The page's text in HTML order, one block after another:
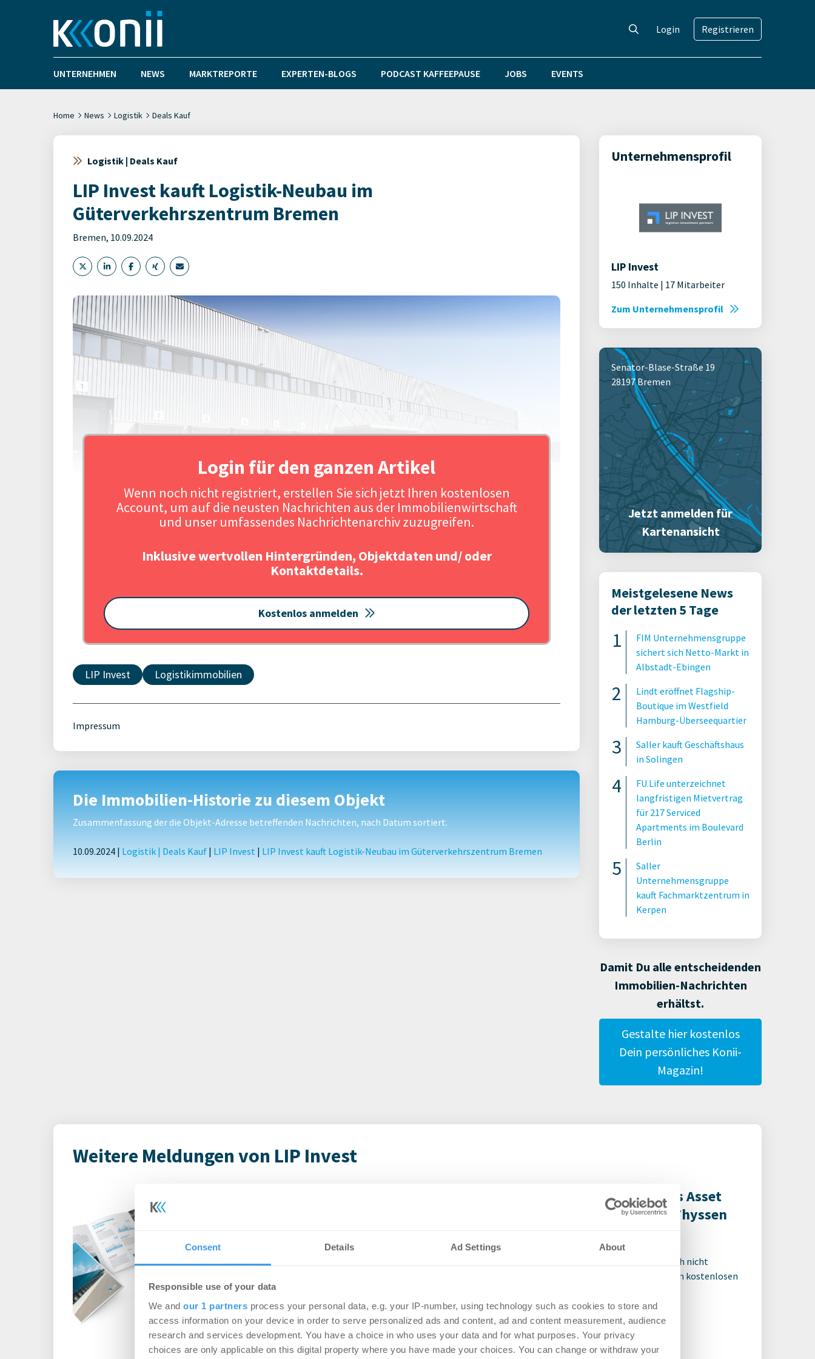
Consent Details Ad Settings About
Responsible use of your data
We and our 1 partners process your personal data, e.g. your IP-number, using technology such as cookies to store and
access information on your device in order to serve personalized ads and content, ad and content measurement, audience
research and services development. You have a choice in who uses your data and for what purposes. Your privacy
choices are only applicable on this digital property where you have made your choices. You can change or withdraw your
Login Registrieren
UNTERNEHMEN NEWS MARKTREPORTE EXPERTEN-BLOGS PODCAST KAFFEEPAUSE JOBS EVENTS
Home News Logistik Deals Kauf
Logistik | Deals Kauf
LIP Invest kauft Logistik-Neubau im
Güterverkehrszentrum Bremen
Bremen, 10.09.2024
Quelle: LIP Invest / Urheber: LIP Invest
Login für den ganzen Artikel
Wenn noch nicht registriert, erstellen Sie sich jetzt Ihren kostenlosen
Account, um auf die neusten Nachrichten aus der Immobilienwirtschaft
und unser umfassendes Nachrichtenarchiv zuzugreifen.
Inklusive wertvollen Hintergründen, Objektdaten und/ oder
Kontaktdetails.
Kostenlos anmelden
LIP Invest Logistikimmobilien
Impressum
Die Immobilien-Historie zu diesem Objekt
Zusammenfassung der die Objekt-Adresse betreffenden Nachrichten, nach Datum sortiert.
10.09.2024 | Logistik | Deals Kauf | LIP Invest | LIP Invest kauft Logistik-Neubau im Güterverkehrszentrum Bremen
Unternehmensprofil
LIP Invest
150 Inhalte | 17 Mitarbeiter
Zum Unternehmensprofil
Senator-Blase-Straße 19
28197 Bremen
Jetzt anmelden für
Kartenansicht
Meistgelesene News
der letzten 5 Tage
FIM Unternehmensgruppe
sichert sich Netto-Markt in
Albstadt-Ebingen
Lindt eröffnet Flagship-
Boutique im Westfield
Hamburg-Überseequartier
Saller kauft Geschäftshaus
in Solingen
FU.Life unterzeichnet
langfristigen Mietvertrag
für 217 Serviced
Apartments im Boulevard
Berlin
Saller
Unternehmensgruppe
kauft Fachmarktzentrum in
Kerpen
Damit Du alle entscheidenden
Immobilien-Nachrichten
erhältst.
Gestalte hier kostenlos
Dein persönliches Konii-
Magazin!
Weitere Meldungen von LIP Invest
„Logistikimmobilien
Deutschland“ für Q2 2026
registriert, erstellen Sie sich jetzt Ihren kostenlosen
Account, um auf die neusten ...
LIP verstärkt technisches Asset
Management mit Julius Thyssen
Login für den ganzen Artikel Wenn noch nicht
registriert, erstellen Sie sich jetzt Ihren kostenlosen